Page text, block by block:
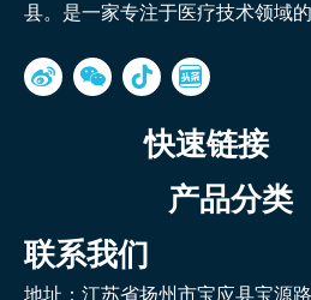
县。是一家专注于医疗技术领域的
快速链接
产品分类
联系我们
地址：江苏省扬州市宝应县宝源